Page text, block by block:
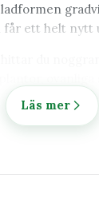
ett helt nytt
Läs mer